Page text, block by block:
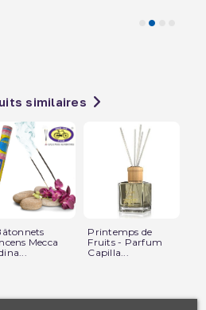
similaires
Mecca
Printemps de
Fruits - Parfum
Capilla...